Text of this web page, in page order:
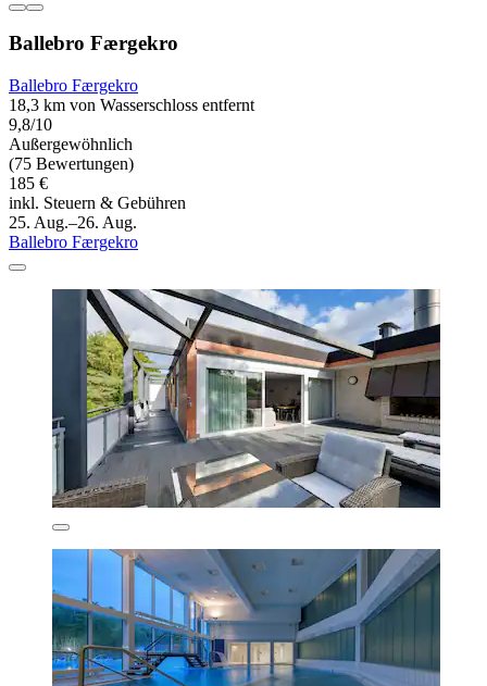
Ballebro Færgekro
Ballebro Færgekro
18,3 km von Wasserschloss entfernt
9,8/10
Außergewöhnlich
(75 Bewertungen)
185 €
inkl. Steuern & Gebühren
25. Aug.–26. Aug.
Ballebro Færgekro